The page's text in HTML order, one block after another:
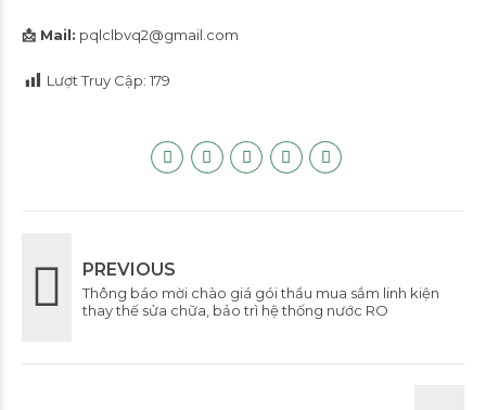
📩 Mail: pqlclbvq2@gmail.com
Lượt Truy Cập: 179
PREVIOUS
Thông báo mời chào giá gói thầu mua sắm linh kiện
thay thế sửa chữa, bảo trì hệ thống nước RO